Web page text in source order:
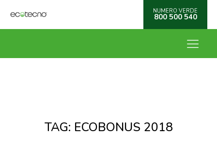
NUMERO VERDE
800 500 540
TAG: ECOBONUS 2018